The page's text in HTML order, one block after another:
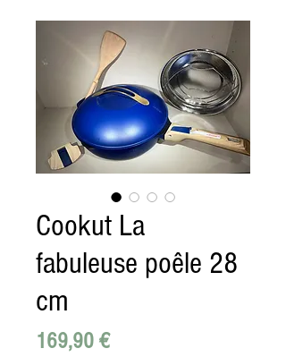
Cookut La
fabuleuse poêle 28
cm
169,90 €Prix